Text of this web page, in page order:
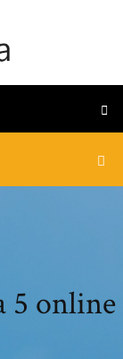
5 online